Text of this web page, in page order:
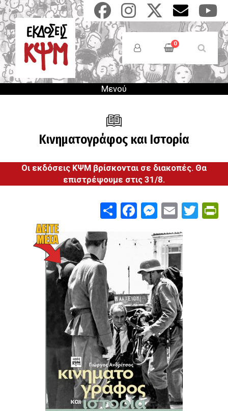
Παράκαμψη
προς
το
κυρίως
περιεχόμενο
Anonymous
Users
Menu
0
Μενού
Κινηματογράφος και Ιστορία
Οι εκδόσεις ΚΨΜ βρίσκονται σε διακοπές. Θα
επιστρέψουμε στις 31/8.
ShareFacebook
Email